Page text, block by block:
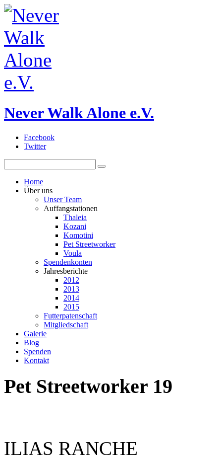
Never Walk Alone e.V.
Facebook
Twitter
Home
Über uns
Unser Team
Auffangstationen
Thaleia
Kozani
Komotini
Pet Streetworker
Voula
Spendenkonten
Jahresberichte
2012
2013
2014
2015
Futterpatenschaft
Mitgliedschaft
Galerie
Blog
Spenden
Kontakt
Pet Streetworker 19
ILIAS RANCHE